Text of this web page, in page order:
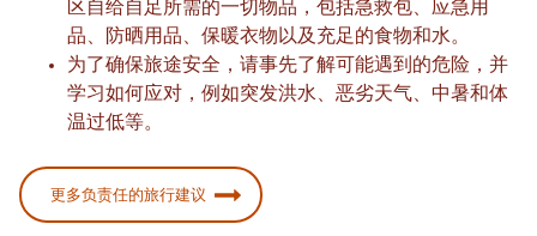
区自给自足所需的一切物品，包括急救包、应急用
品、防晒用品、保暖衣物以及充足的食物和水。
为了确保旅途安全，请事先了解可能遇到的危险，并
学习如何应对，例如突发洪水、恶劣天气、中暑和体
温过低等。
更多负责任的旅行建议